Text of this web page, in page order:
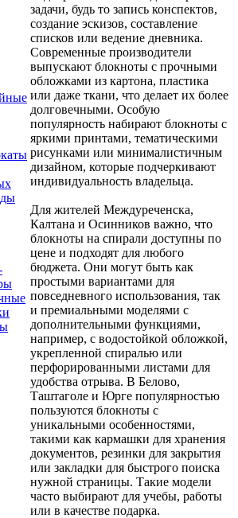
задачи, будь то запись конспектов,
создание эскизов, составление
списков или ведение дневника.
Современные производители
выпускают блокноты с прочными
обложками из картона, пластика
или даже ткани, что делает их более
долговечными. Особую
популярность набирают блокноты с
яркими принтами, тематическими
рисунками или минималистичным
дизайном, которые подчеркивают
индивидуальность владельца.
Для жителей Междуреченска,
Калтана и Осинников важно, что
блокноты на спирали доступны по
цене и подходят для любого
бюджета. Они могут быть как
простыми вариантами для
повседневного использования, так
и премиальными моделями с
дополнительными функциями,
например, с водостойкой обложкой,
укрепленной спиралью или
перфорированными листами для
удобства отрыва. В Белово,
Таштаголе и Юрге популярностью
пользуются блокноты с
уникальными особенностями,
такими как кармашки для хранения
документов, резинки для закрытия
или закладки для быстрого поиска
нужной страницы. Такие модели
часто выбирают для учебы, работы
или в качестве подарка.